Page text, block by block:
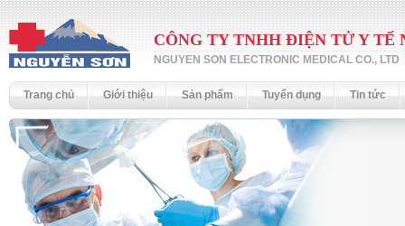
CÔNG TY TNHH ĐIỆN TỬ Y TẾ
NGUYEN SON ELECTRONIC MEDICAL CO., LTD
Trang chủ Giới thiệu Sản phẩm Tuyển dụng Tin tức